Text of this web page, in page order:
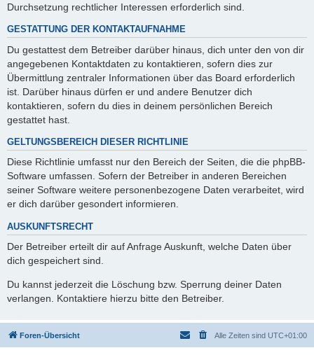
Durchsetzung rechtlicher Interessen erforderlich sind.
GESTATTUNG DER KONTAKTAUFNAHME
Du gestattest dem Betreiber darüber hinaus, dich unter den von dir
angegebenen Kontaktdaten zu kontaktieren, sofern dies zur
Übermittlung zentraler Informationen über das Board erforderlich
ist. Darüber hinaus dürfen er und andere Benutzer dich
kontaktieren, sofern du dies in deinem persönlichen Bereich
gestattet hast.
GELTUNGSBEREICH DIESER RICHTLINIE
Diese Richtlinie umfasst nur den Bereich der Seiten, die die phpBB-
Software umfassen. Sofern der Betreiber in anderen Bereichen
seiner Software weitere personenbezogene Daten verarbeitet, wird
er dich darüber gesondert informieren.
AUSKUNFTSRECHT
Der Betreiber erteilt dir auf Anfrage Auskunft, welche Daten über
dich gespeichert sind.
Du kannst jederzeit die Löschung bzw. Sperrung deiner Daten
verlangen. Kontaktiere hierzu bitte den Betreiber.
Foren-Übersicht Alle Zeiten sind UTC+01:00